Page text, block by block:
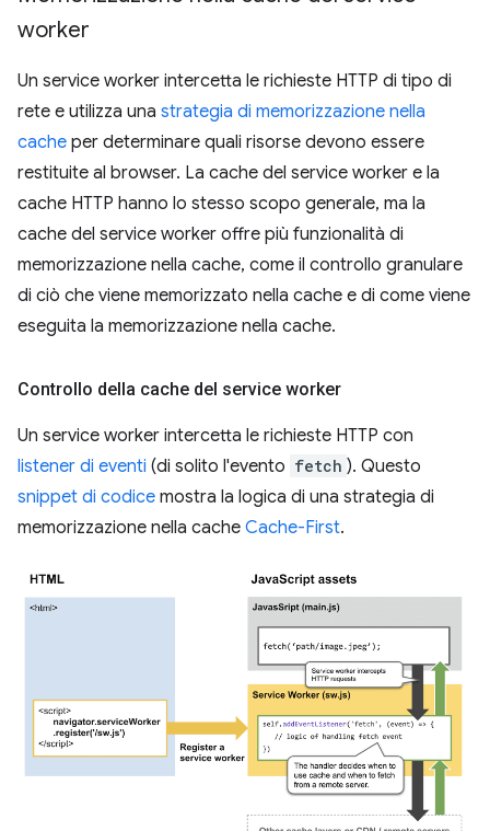
worker
Un service worker intercetta le richieste HTTP di tipo di
rete e utilizza una strategia di memorizzazione nella
cache per determinare quali risorse devono essere
restituite al browser. La cache del service worker e la
cache HTTP hanno lo stesso scopo generale, ma la
cache del service worker offre più funzionalità di
memorizzazione nella cache, come il controllo granulare
di ciò che viene memorizzato nella cache e di come viene
eseguita la memorizzazione nella cache.
Controllo della cache del service worker
Un service worker intercetta le richieste HTTP con
listener di eventi (di solito l'evento fetch ). Questo
snippet di codice mostra la logica di una strategia di
memorizzazione nella cache Cache-First.